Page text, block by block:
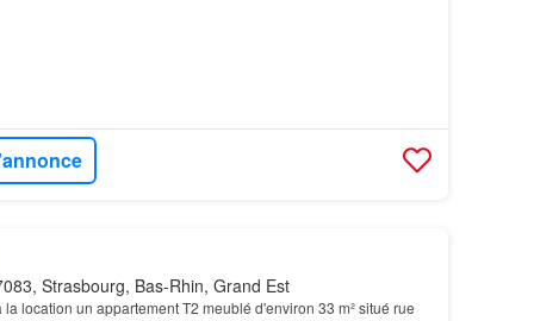
Strasbourg, Bas-Rhin, Grand Est
la location un appartement T2 meublé d'environ 33 m² situé rue